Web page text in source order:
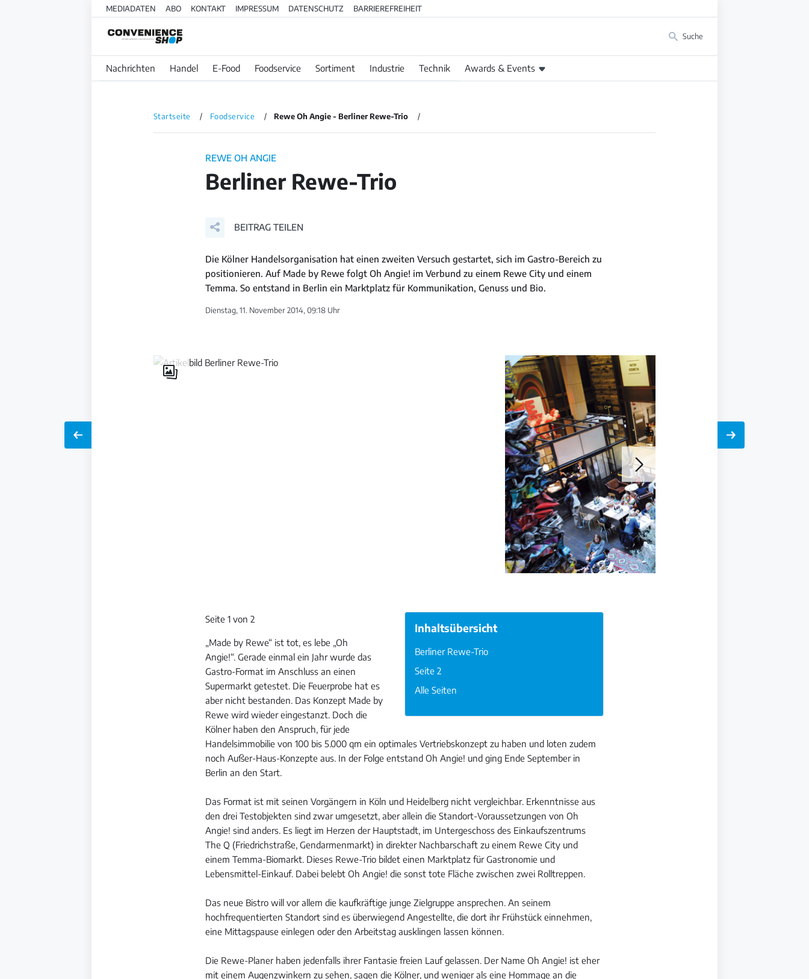
MEDIADATEN ABO KONTAKT IMPRESSUM DATENSCHUTZ BARRIEREFREIHEIT
Suche
Nachrichten Handel E-Food Foodservice Sortiment Industrie Technik Awards & Events
Startseite Foodservice Rewe Oh Angie - Berliner Rewe-Trio
REWE OH ANGIE
Berliner Rewe-Trio
BEITRAG TEILEN
Die Kölner Handelsorganisation hat einen zweiten Versuch gestartet, sich im Gastro-Bereich zu
positionieren. Auf Made by Rewe folgt Oh Angie! im Verbund zu einem Rewe City und einem
Temma. So entstand in Berlin ein Marktplatz für Kommunikation, Genuss und Bio.
Dienstag, 11. November 2014, 09:18 Uhr
Galerie
öffnen
Galerie
öffnen
Inhaltsübersicht
Berliner Rewe-Trio
Seite 2
Alle Seiten
Seite 1 von 2
„Made by Rewe“ ist tot, es lebe „Oh
Angie!“. Gerade einmal ein Jahr wurde das
Gastro-Format im Anschluss an einen
Supermarkt getestet. Die Feuerprobe hat es
aber nicht bestanden. Das Konzept Made by
Rewe wird wieder eingestanzt. Doch die
Kölner haben den Anspruch, für jede
Handelsimmobilie von 100 bis 5.000 qm ein optimales Vertriebskonzept zu haben und loten zudem
noch Außer-Haus-Konzepte aus. In der Folge entstand Oh Angie! und ging Ende September in
Berlin an den Start.
Das Format ist mit seinen Vorgängern in Köln und Heidelberg nicht vergleichbar. Erkenntnisse aus
den drei Testobjekten sind zwar umgesetzt, aber allein die Standort-Voraussetzungen von Oh
Angie! sind anders. Es liegt im Herzen der Hauptstadt, im Untergeschoss des Einkaufszentrums
The Q (Friedrichstraße, Gendarmenmarkt) in direkter Nachbarschaft zu einem Rewe City und
einem Temma-Biomarkt. Dieses Rewe-Trio bildet einen Marktplatz für Gastronomie und
Lebensmittel-Einkauf. Dabei belebt Oh Angie! die sonst tote Fläche zwischen zwei Rolltreppen.
Das neue Bistro will vor allem die kaufkräftige junge Zielgruppe ansprechen. An seinem
hochfrequentierten Standort sind es überwiegend Angestellte, die dort ihr Frühstück einnehmen,
eine Mittagspause einlegen oder den Arbeitstag ausklingen lassen können.
Die Rewe-Planer haben jedenfalls ihrer Fantasie freien Lauf gelassen. Der Name Oh Angie! ist eher
mit einem Augenzwinkern zu sehen, sagen die Kölner, und weniger als eine Hommage an die